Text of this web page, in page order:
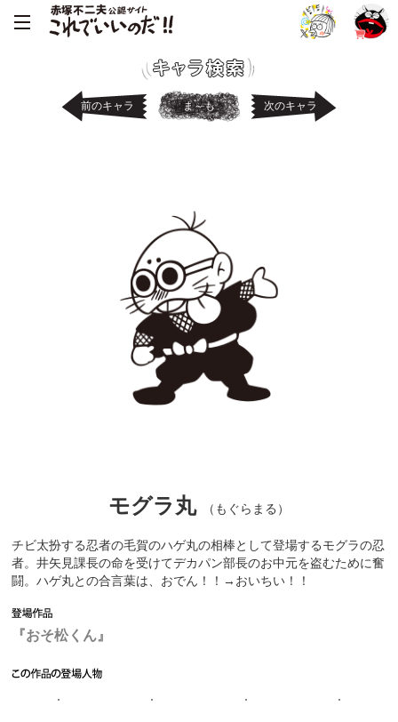
前のキャラ ま～も 次のキャラ
モグラ丸 （もぐらまる）
チビ太扮する忍者の毛賀のハゲ丸の相棒として登場するモグラの忍
者。井矢見課長の命を受けてデカパン部長のお中元を盗むために奮
闘。ハゲ丸との合言葉は、おでん！！→おいちい！！
『おそ松くん』